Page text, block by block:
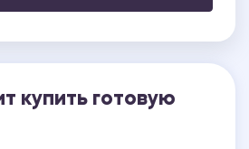
купить готовую